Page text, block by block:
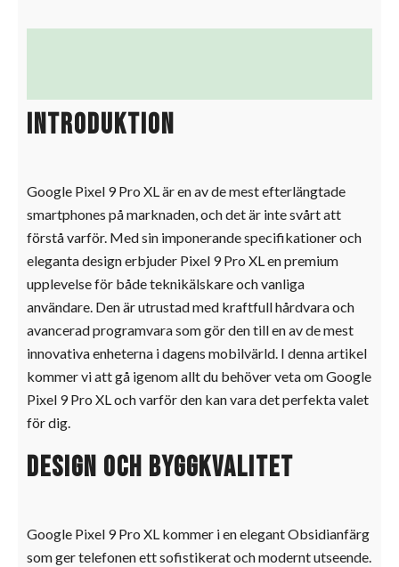
Introduktion
Google Pixel 9 Pro XL är en av de mest efterlängtade
smartphones på marknaden, och det är inte svårt att
förstå varför. Med sin imponerande specifikationer och
eleganta design erbjuder Pixel 9 Pro XL en premium
upplevelse för både teknikälskare och vanliga
användare. Den är utrustad med kraftfull hårdvara och
avancerad programvara som gör den till en av de mest
innovativa enheterna i dagens mobilvärld. I denna artikel
kommer vi att gå igenom allt du behöver veta om Google
Pixel 9 Pro XL och varför den kan vara det perfekta valet
för dig.
Design och byggkvalitet
Google Pixel 9 Pro XL kommer i en elegant Obsidianfärg
som ger telefonen ett sofistikerat och modernt utseende.